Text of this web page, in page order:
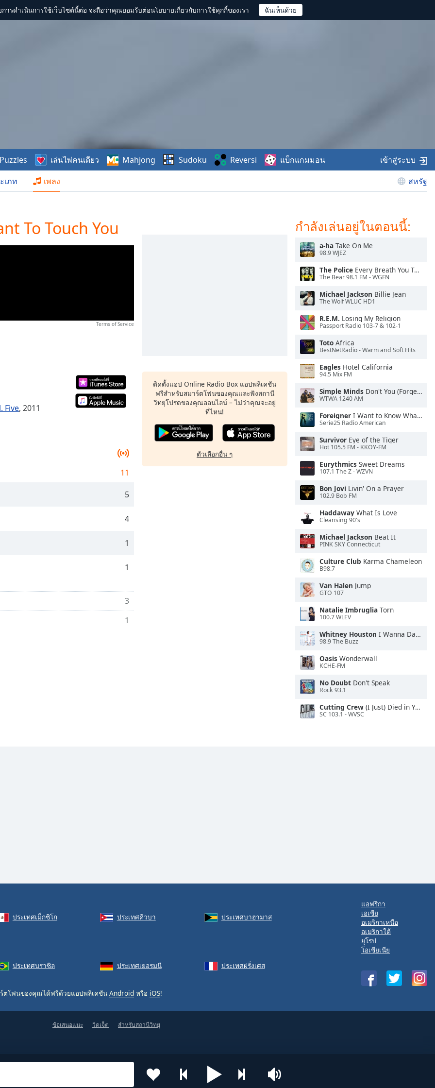
การดำเนินการใช้เว็บไซต์นี้ต่อ จะถือว่าคุณยอมรับต่อนโยบายเกี่ยวกับการใช้คุกกี้ของเรา
เภท เพลง สหรัฐ
Puzzles เล่นไพ่คนเดียว Mahjong Sudoku Reversi แบ็กแกมมอน เข้าสู่ระบบ
To Touch You
Terms of Service
Five, 2011
11
5
4
1
1
3
1
ติดตั้งแอป Online Radio Box แอปพลิเคชัน
ฟรีสำหรับสมาร์ตโฟนของคุณและฟังสถานี
วิทยุโปรดของคุณออนไลน์ – ไม่ว่าคุณจะอยู่
ที่ไหน!
ตัวเลือกอื่น ๆ
กำลังเล่นอยู่ในตอนนี้:
a-ha Take On Me
98.9 WJEZ
The Police Every Breath You Take
The Bear 98.1 FM - WGFN
Michael Jackson Billie Jean
The Wolf WLUC HD1
R.E.M. Losing My Religion
Passport Radio 103-7 & 102-1
Toto Africa
BestNetRadio - Warm and Soft Hits
Eagles Hotel California
94.5 Mix FM
Simple Minds Don't You (Forget About Me)
WTWA 1240 AM
Foreigner I Want to Know What Love Is
Serie25 Radio American
Survivor Eye of the Tiger
Hot 105.5 FM - KKOY-FM
Eurythmics Sweet Dreams
107.1 The Z - WZVN
Bon Jovi Livin' On a Prayer
102.9 Bob FM
Haddaway What Is Love
Cleansing 90's
Michael Jackson Beat It
PINK SKY Connecticut
Culture Club Karma Chameleon
B98.7
Van Halen Jump
GTO 107
Natalie Imbruglia Torn
100.7 WLEV
Whitney Houston I Wanna Dance With Somebody
98.9 The Buzz
Oasis Wonderwall
KCHE-FM
No Doubt Don't Speak
Rock 93.1
Cutting Crew (I Just) Died in Your Arms
SC 103.1 - WVSC
ประเทศเม็กซิโก ประเทศคิวบา
ประเทศบาฮามาส
ประเทศบราซิล ประเทศเยอรมนี ประเทศฝรั่งเศส
ตโฟนของคุณได้ฟรีด้วยแอปพลิเคชัน Android หรือ iOS!
แอฟริกา
เอเชีย
อเมริกาเหนือ
อเมริกาใต้
ยุโรป
โอเชียเนีย
ข้อเสนอแนะ วิดเจ็ต สำหรับสถานีวิทยุ